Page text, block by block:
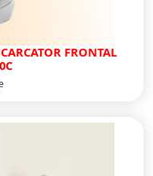
FRONTAL